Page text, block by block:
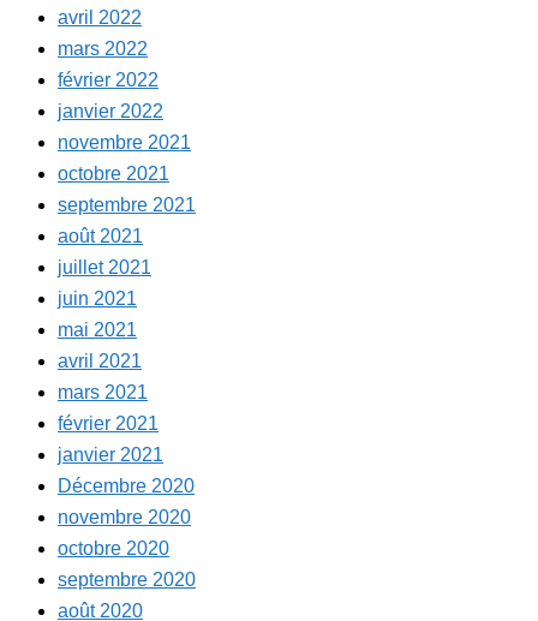
avril 2022
mars 2022
février 2022
janvier 2022
novembre 2021
octobre 2021
septembre 2021
août 2021
juillet 2021
juin 2021
mai 2021
avril 2021
mars 2021
février 2021
janvier 2021
Décembre 2020
novembre 2020
octobre 2020
septembre 2020
août 2020